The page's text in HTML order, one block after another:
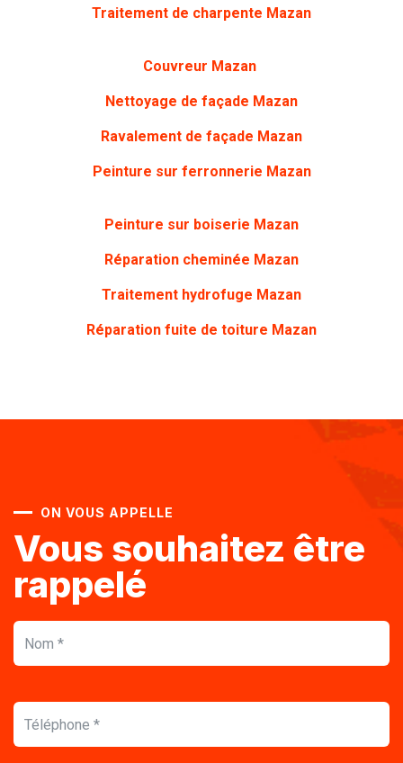
Traitement de charpente Mazan
Couvreur Mazan
Nettoyage de façade Mazan
Ravalement de façade Mazan
Peinture sur ferronnerie Mazan
Peinture sur boiserie Mazan
Réparation cheminée Mazan
Traitement hydrofuge Mazan
Réparation fuite de toiture Mazan
ON VOUS APPELLE
Vous souhaitez être
rappelé